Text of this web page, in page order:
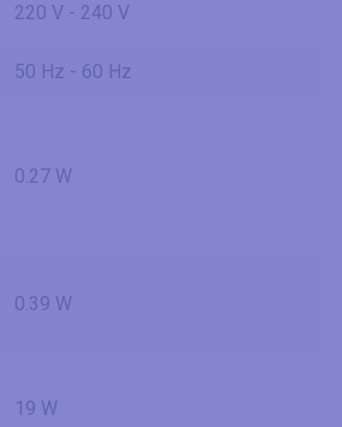
220 V - 240 V
50 Hz - 60 Hz
0.27 W
0.39 W
19 W